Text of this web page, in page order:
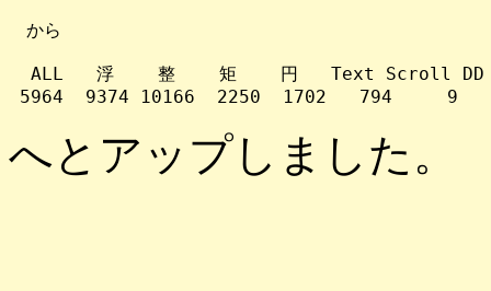
から
ALL   浮    整    矩    円   Text Scroll
へとアップしました。